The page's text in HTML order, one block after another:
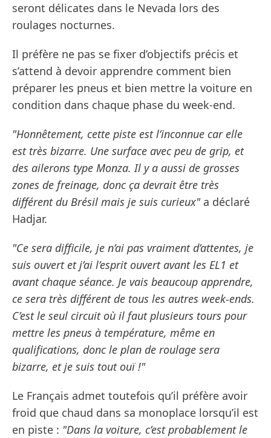
seront délicates dans le Nevada lors des
roulages nocturnes.
Il préfère ne pas se fixer d’objectifs précis et
s’attend à devoir apprendre comment bien
préparer les pneus et bien mettre la voiture en
condition dans chaque phase du week-end.
"Honnêtement, cette piste est l’inconnue car elle
est très bizarre. Une surface avec peu de grip, et
des ailerons type Monza. Il y a aussi de grosses
zones de freinage, donc ça devrait être très
différent du Brésil mais je suis curieux"a déclaré
Hadjar.
"Ce sera difficile, je n’ai pas vraiment d’attentes, je
suis ouvert et j’ai l’esprit ouvert avant les EL1 et
avant chaque séance. Je vais beaucoup apprendre,
ce sera très différent de tous les autres week-ends.
C’est le seul circuit où il faut plusieurs tours pour
mettre les pneus à température, même en
qualifications, donc le plan de roulage sera
bizarre, et je suis tout ouï !"
Le Français admet toutefois qu’il préfère avoir
froid que chaud dans sa monoplace lorsqu’il est
en piste : "Dans la voiture, c’est probablement le